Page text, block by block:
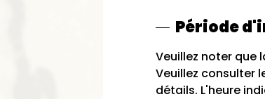
Période
Veuillez noter que
Veuillez consulter
détails. L'heure